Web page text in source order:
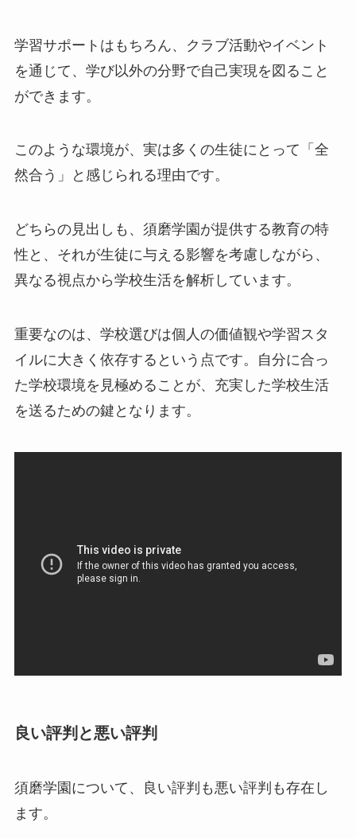
学習サポートはもちろん、クラブ活動やイベント
を通じて、学び以外の分野で自己実現を図ること
ができます。
このような環境が、実は多くの生徒にとって「全
然合う」と感じられる理由です。
どちらの見出しも、須磨学園が提供する教育の特
性と、それが生徒に与える影響を考慮しながら、
異なる視点から学校生活を解析しています。
重要なのは、学校選びは個人の価値観や学習スタ
イルに大きく依存するという点です。自分に合っ
た学校環境を見極めることが、充実した学校生活
を送るための鍵となります。
良い評判と悪い評判
須磨学園について、良い評判も悪い評判も存在し
ます。